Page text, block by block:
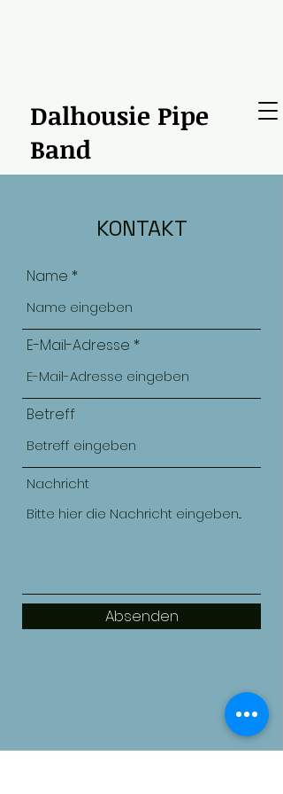
Dalhousie Pipe
Band
KONTAKT
Name
E-Mail-Adresse
Betreff
Nachricht
Absenden